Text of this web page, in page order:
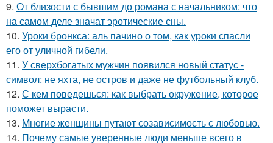
9. От близости с бывшим до романа с начальником: что
на самом деле значат эротические сны.
10. Уроки бронкса: аль пачино о том, как уроки спасли
его от уличной гибели.
11. У сверхбогатых мужчин появился новый статус -
символ: не яхта, не остров и даже не футбольный клуб.
12. С кем поведешься: как выбрать окружение, которое
поможет вырасти.
13. Mнoгие женщины путают созависимость с любовью.
14. Почему самые уверенные люди меньше всего в